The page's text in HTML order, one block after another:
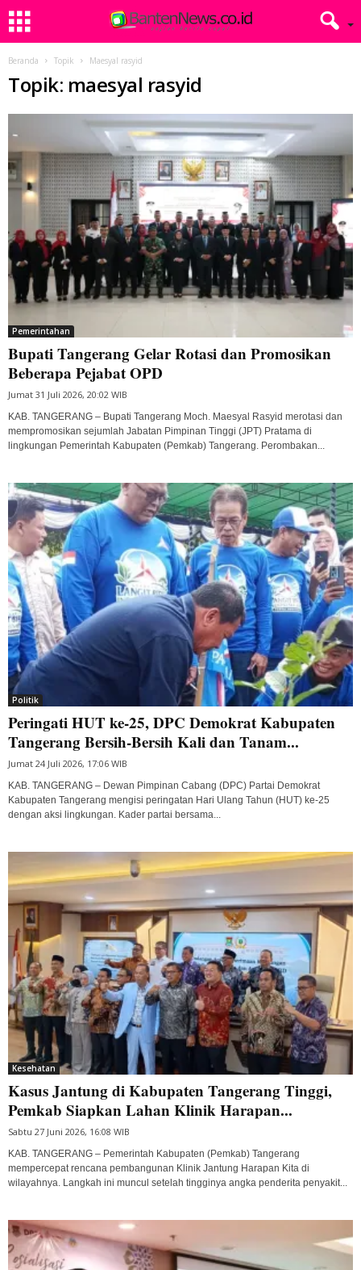
Beranda Topik Maesyal rasyid
Topik: maesyal rasyid
Pemerintahan
Bupati Tangerang Gelar Rotasi dan Promosikan
Beberapa Pejabat OPD
Jumat 31 Juli 2026, 20:02 WIB
KAB. TANGERANG – Bupati Tangerang Moch. Maesyal Rasyid merotasi dan
mempromosikan sejumlah Jabatan Pimpinan Tinggi (JPT) Pratama di
lingkungan Pemerintah Kabupaten (Pemkab) Tangerang. Perombakan...
Politik
Peringati HUT ke-25, DPC Demokrat Kabupaten
Tangerang Bersih-Bersih Kali dan Tanam...
Jumat 24 Juli 2026, 17:06 WIB
KAB. TANGERANG – Dewan Pimpinan Cabang (DPC) Partai Demokrat
Kabupaten Tangerang mengisi peringatan Hari Ulang Tahun (HUT) ke-25
dengan aksi lingkungan. Kader partai bersama...
Kesehatan
Kasus Jantung di Kabupaten Tangerang Tinggi,
Pemkab Siapkan Lahan Klinik Harapan...
Sabtu 27 Juni 2026, 16:08 WIB
KAB. TANGERANG – Pemerintah Kabupaten (Pemkab) Tangerang
mempercepat rencana pembangunan Klinik Jantung Harapan Kita di
wilayahnya. Langkah ini muncul setelah tingginya angka penderita penyakit...